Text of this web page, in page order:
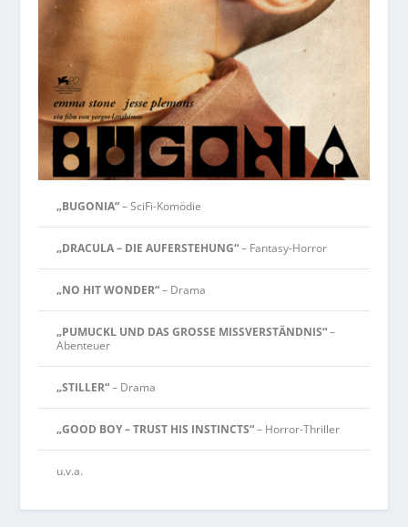
„BUGONIA“– SciFi-Komödie
„DRACULA – DIE AUFERSTEHUNG“– Fantasy-Horror
„NO HIT WONDER“– Drama
„PUMUCKL UND DAS GROSSE MISSVERSTÄNDNIS“–
Abenteuer
„STILLER“– Drama
„GOOD BOY – TRUST HIS INSTINCTS“– Horror-Thriller
u.v.a.